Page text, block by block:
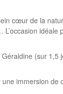
cœur de la
(sur
immersion de